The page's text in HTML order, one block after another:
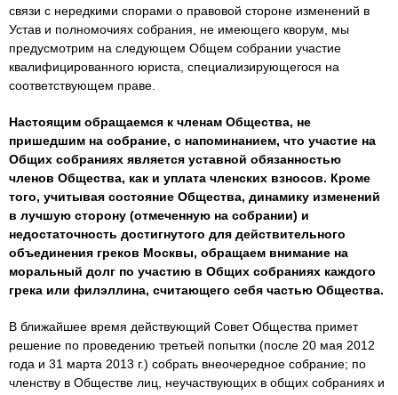
связи с нередкими спорами о правовой стороне изменений в
Устав и полномочиях собрания, не имеющего кворум, мы
предусмотрим на следующем Общем собрании участие
квалифицированного юриста, специализирующегося на
соответствующем праве.
Настоящим обращаемся к членам Общества, не
пришедшим на собрание, с напоминанием, что участие на
Общих собраниях является уставной обязанностью
членов Общества, как и уплата членских взносов. Кроме
того, учитывая состояние Общества, динамику изменений
в лучшую сторону (отмеченную на собрании) и
недостаточность достигнутого для действительного
объединения греков Москвы, обращаем внимание на
моральный долг по участию в Общих собраниях каждого
грека или филэллина, считающего себя частью Общества.
В ближайшее время действующий Совет Общества примет
решение по проведению третьей попытки (после 20 мая 2012
года и 31 марта 2013 г.) собрать внеочередное собрание; по
членству в Обществе лиц, неучаствующих в общих собраниях и